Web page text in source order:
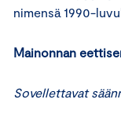
nimensä 1990-
Mainonnan
Sovellettavat